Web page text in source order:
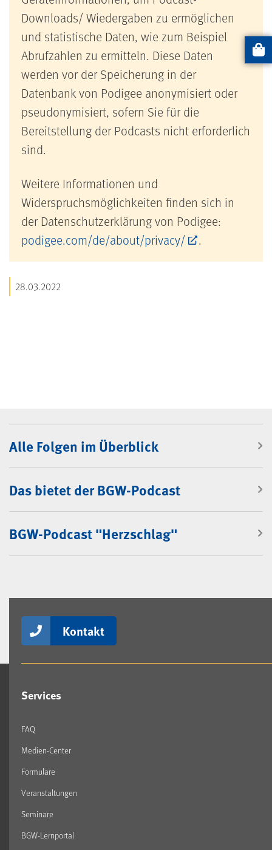
Downloads/ Wiedergaben zu ermöglichen
und statistische Daten, wie zum Beispiel
Abrufzahlen zu ermitteln. Diese Daten
werden vor der Speicherung in der
Datenbank von Podigee anonymisiert oder
pseudonymisiert, sofern Sie für die
Bereitstellung der Podcasts nicht erforderlich
sind.
Weitere Informationen und
Widerspruchsmöglichkeiten finden sich in
der Datenschutzerklärung von Podigee:
podigee.com/de/about/privacy/
.
28.03.2022
BGW-Podcast
Alle Folgen im Überblick
Das bietet der BGW-Podcast
BGW-Podcast "Herzschlag"
Kontakt
Services
FAQ
Medien-Center
Formulare
Veranstaltungen
Seminare
BGW-Lernportal
Artikel